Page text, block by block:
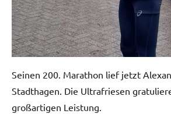
Seinen 200. Marathon lief jetzt
Stadthagen. Die Ultrafriesen
großartigen Leistung.